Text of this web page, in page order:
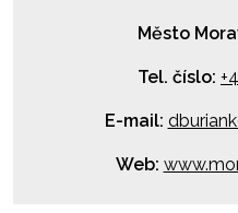
Město
Tel. číslo:
E-mail:
Web: